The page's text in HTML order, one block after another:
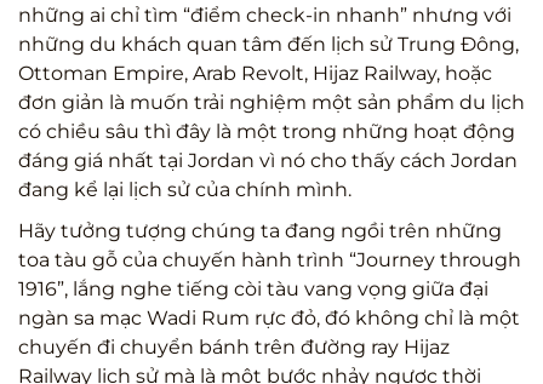
những ai chỉ tìm “điểm check-in nhanh” nhưng với
những du khách quan tâm đến lịch sử Trung Đông,
Ottoman Empire, Arab Revolt, Hijaz Railway, hoặc
đơn giản là muốn trải nghiệm một sản phẩm du lịch
có chiều sâu thì đây là một trong những hoạt động
đáng giá nhất tại Jordan vì nó cho thấy cách Jordan
đang kể lại lịch sử của chính mình.
Hãy tưởng tượng chúng ta đang ngồi trên những
toa tàu gỗ của chuyến hành trình “Journey through
1916”, lắng nghe tiếng còi tàu vang vọng giữa đại
ngàn sa mạc Wadi Rum rực đỏ, đó không chỉ là một
chuyến đi chuyển bánh trên đường ray Hijaz
Railway lịch sử mà là một bước nhảy ngược thời